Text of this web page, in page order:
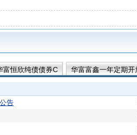
富恒欣纯债债券C
华富富鑫一年定期
祥康12个月持有期债券A
华富祥康
告